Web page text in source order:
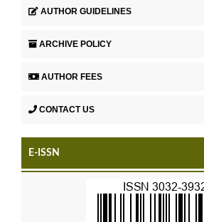
AUTHOR GUIDELINES
ARCHIVE POLICY
AUTHOR FEES
CONTACT US
E-ISSN